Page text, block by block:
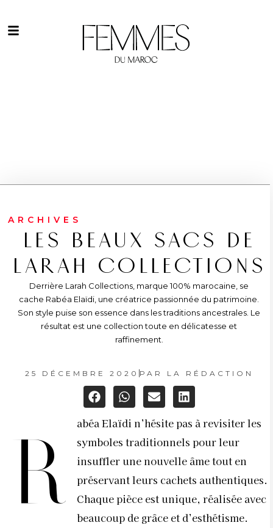
ARCHIVES
LES BEAUX SACS DE
LARAH COLLECTIONS
Derrière Larah Collections, marque 100% marocaine, se
cache Rabéa Elaïdi, une créatrice passionnée du patrimoine.
Son style puise son essence dans les traditions ancestrales. Le
résultat est une collection toute en délicatesse et
raffinement.
25 DÉCEMBRE 2020 PAR LA RÉDACTION
R
abéa Elaïdi n’hésite pas à revisiter les
symboles traditionnels pour leur
insuffler une nouvelle âme tout en
préservant leurs cachets authentiques.
Chaque pièce est unique, réalisée avec
beaucoup de grâce et d’esthétisme.